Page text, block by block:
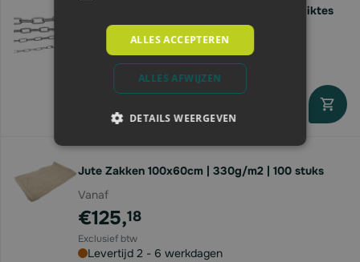
Voetketting verzinkt | 25 meter | diverse diktes
Vanaf
€19,05
Direct leverbaar
Jute Zakken 100x60cm | 330g/m2 | 100 stuks
Vanaf
€125,18
Levertijd 2 - 6 werkdagen
ALLES ACCEPTEREN
ALLES AFWIJZEN
DETAILS WEERGEVEN